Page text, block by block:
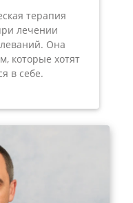
терапия
лечении
Она
которые хотят
в себе.